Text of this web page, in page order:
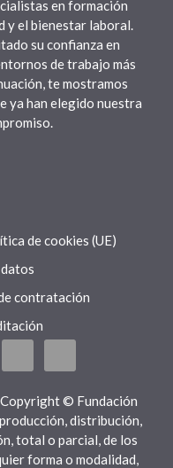
en formación
y el bienestar laboral.
su confianza en
de trabajo más
te mostramos
ya han elegido nuestra
de cookies (UE)
contratación
© Fundación
distribución,
total o parcial, de los
forma o modalidad,